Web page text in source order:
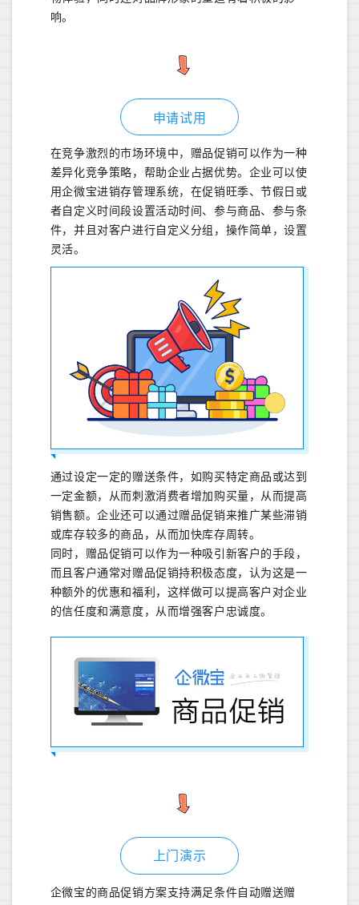
响。
申请试用
在竞争激烈的市场环境中，赠品促销可以作为一种
差异化竞争策略，帮助企业占据优势。企业可以使
用企微宝进销存管理系统，在促销旺季、节假日或
者自定义时间段设置活动时间、参与商品、参与条
件，并且对客户进行自定义分组，操作简单，设置
灵活。
通过设定一定的赠送条件，如购买特定商品或达到
一定金额，从而刺激消费者增加购买量，从而提高
销售额。企业还可以通过赠品促销来推广某些滞销
或库存较多的商品，从而加快库存周转。
同时，赠品促销可以作为一种吸引新客户的手段，
而且客户通常对赠品促销持积极态度，认为这是一
种额外的优惠和福利，这样做可以提高客户对企业
的信任度和满意度，从而增强客户忠诚度。
上门演示
企微宝的商品促销方案支持满足条件自动赠送赠